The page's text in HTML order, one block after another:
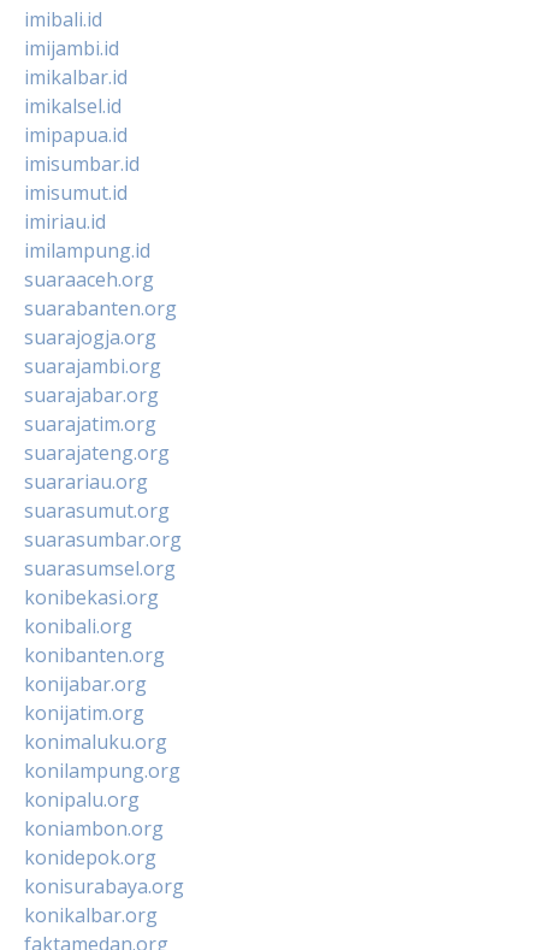
imibali.id
imijambi.id
imikalbar.id
imikalsel.id
imipapua.id
imisumbar.id
imisumut.id
imiriau.id
imilampung.id
suaraaceh.org
suarabanten.org
suarajogja.org
suarajambi.org
suarajabar.org
suarajatim.org
suarajateng.org
suarariau.org
suarasumut.org
suarasumbar.org
suarasumsel.org
konibekasi.org
konibali.org
konibanten.org
konijabar.org
konijatim.org
konimaluku.org
konilampung.org
konipalu.org
koniambon.org
konidepok.org
konisurabaya.org
konikalbar.org
faktamedan.org